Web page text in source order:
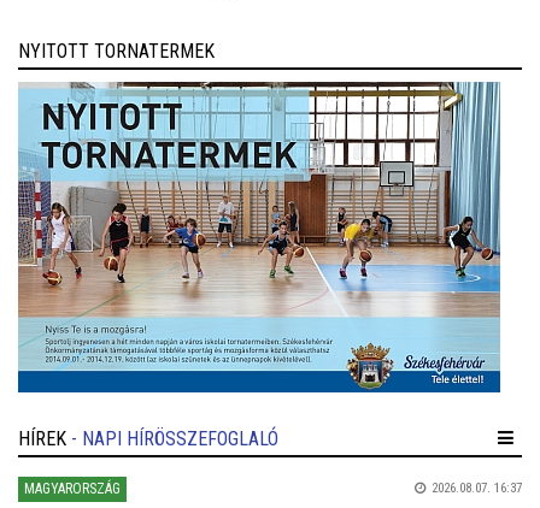
NYITOTT TORNATERMEK
HÍREK - NAPI HÍRÖSSZEFOGLALÓ
MAGYARORSZÁG 2026.08.07. 16:37